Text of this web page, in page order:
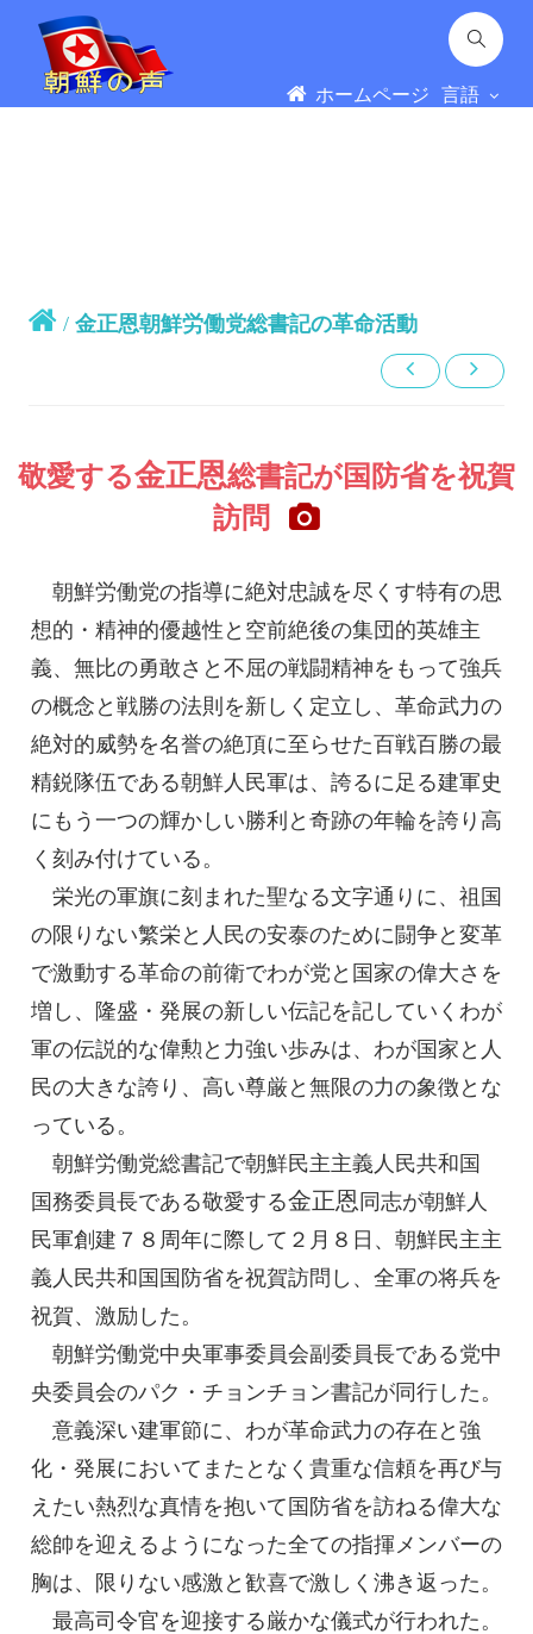
ホームページ 言語
/金正恩朝鮮労働党総書記の革命活動
敬愛する金正恩総書記が国防省を祝賀
訪問
朝鮮労働党の指導に絶対忠誠を尽くす特有の思
想的・精神的優越性と空前絶後の集団的英雄主
義、無比の勇敢さと不屈の戦闘精神をもって強兵
の概念と戦勝の法則を新しく定立し、革命武力の
絶対的威勢を名誉の絶頂に至らせた百戦百勝の最
精鋭隊伍である朝鮮人民軍は、誇るに足る建軍史
にもう一つの輝かしい勝利と奇跡の年輪を誇り高
く刻み付けている。
栄光の軍旗に刻まれた聖なる文字通りに、祖国
の限りない繁栄と人民の安泰のために闘争と変革
で激動する革命の前衛でわが党と国家の偉大さを
増し、隆盛・発展の新しい伝記を記していくわが
軍の伝説的な偉勲と力強い歩みは、わが国家と人
民の大きな誇り、高い尊厳と無限の力の象徴とな
っている。
朝鮮労働党総書記で朝鮮民主主義人民共和国
国務委員長である敬愛する金正恩 同志が朝鮮人
民軍創建７８周年に際して２月８日、朝鮮民主主
義人民共和国国防省を祝賀訪問し、全軍の将兵を
祝賀、激励した。
朝鮮労働党中央軍事委員会副委員長である党中
央委員会のパク・チョンチョン書記が同行した。
意義深い建軍節に、わが革命武力の存在と強
化・発展においてまたとなく貴重な信頼を再び与
えたい熱烈な真情を抱いて国防省を訪ねる偉大な
総帥を迎えるようになった全ての指揮メンバーの
胸は、限りない感激と歓喜で激しく沸き返った。
最高司令官を迎接する厳かな儀式が行われた。